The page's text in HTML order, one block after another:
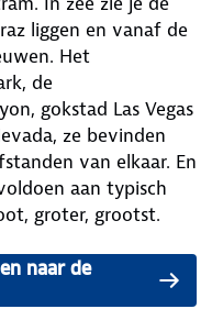
liggen en vanaf de
Het
de
gokstad Las Vegas
ze bevinden
van elkaar. En
aan typisch
groter, grootst.
naar de